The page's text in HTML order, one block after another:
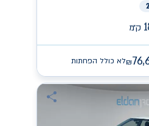
ק״מ
₪לא כולל הפחתות